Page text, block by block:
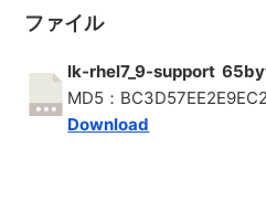
ファイル
lk-rhel7_9-support
MD5：
Download